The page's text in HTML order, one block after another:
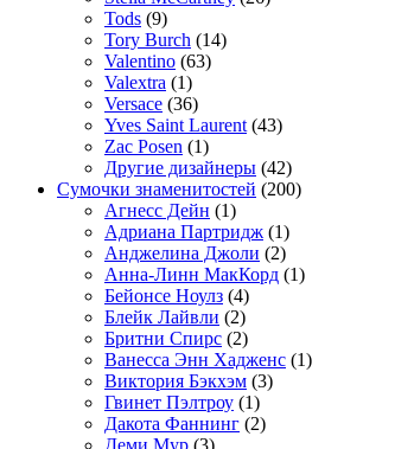
Tods (9)
Tory Burch (14)
Valentino (63)
Valextra (1)
Versace (36)
Yves Saint Laurent (43)
Zac Posen (1)
Другие дизайнеры (42)
Сумочки знаменитостей (200)
Агнесс Дейн (1)
Адриана Партридж (1)
Анджелина Джоли (2)
Анна-Линн МакКорд (1)
Бейонсе Ноулз (4)
Блейк Лайвли (2)
Бритни Спирс (2)
Ванесса Энн Хадженс (1)
Виктория Бэкхэм (3)
Гвинет Пэлтроу (1)
Дакота Фаннинг (2)
Деми Мур (3)